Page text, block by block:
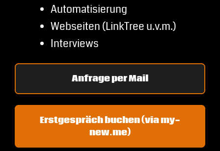
Automatisierung
Webseiten (LinkTree u.v.m.)
Interviews
Anfrage per Mail
Erstgespräch buchen (via my-
new.me)